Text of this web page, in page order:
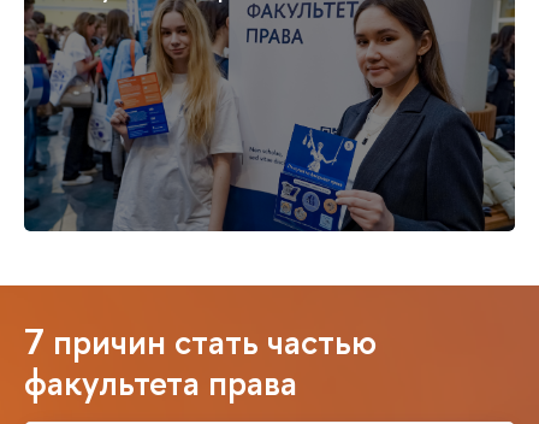
7 причин стать частью
факультета права